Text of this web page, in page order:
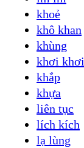
khoẻ
khô khan
khùng
khơi khơi
khắp
khựa
liên tục
lích kích
lạ lùng